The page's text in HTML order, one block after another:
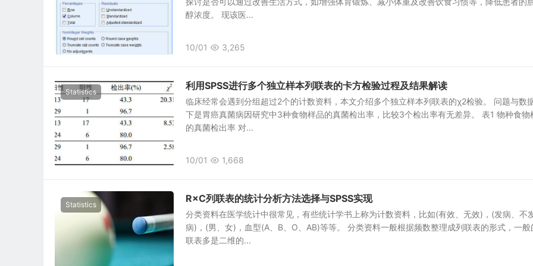
醇浓度。 现该医...
10/01 3,265
Statistics
利用SPSS进行多个独立样本列联表的卡方检验过程及结果解读
临床经常会遇到分组超过2个的计数资料，本文介绍多个独立样本列联表的χ2检验。 问题与数
下是胃癌真菌病因研究中3种食物样品的真菌检出率，比较3个检出率有无差异。 表1 物种食物
的真菌检出率 对...
10/01 1,668
Statistics
R×C列联表的统计分析方法选择与SPSS实现
分类资料在医学统计中很常见，有些统计学书上称为计数资料，比如(有效、无效)，(发病、不
病)，(男、女)，血型(A、B、O、AB)等等。 分类资料一般根据频数整理成列联表的形式，一般
联表多是二维的...